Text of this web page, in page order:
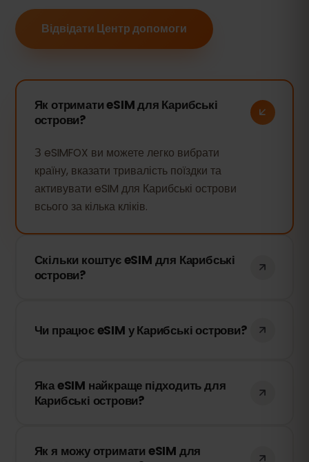
Відвідати Центр допомоги
Як отримати eSIM для Карибські
острови?
З eSIMFOX ви можете легко вибрати
країну, вказати тривалість поїздки та
активувати eSIM для Карибські острови
всього за кілька кліків.
Скільки коштує eSIM для Карибські
острови?
залежить від кількості днів використання.
Чи працює eSIM у Карибські острови?
Карибські острови. У нас є угоди з
найкращими місцевими операторами,
Яка eSIM найкраще підходить для
Карибські острови?
мобільними мережами в кожній країні, що
Як я можу отримати eSIM для